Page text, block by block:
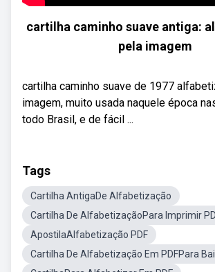
cartilha caminho suave antiga:
pela imagem
cartilha caminho suave de 1977
imagem, muito usada naquele época
todo Brasil, e de fácil ...
Tags
Cartilha AntigaDe Alfabetização
Cartilha De AlfabetizaçãoPara Imprimir
ApostilaAlfabetização PDF
Cartilha De Alfabetização Em PDFPara